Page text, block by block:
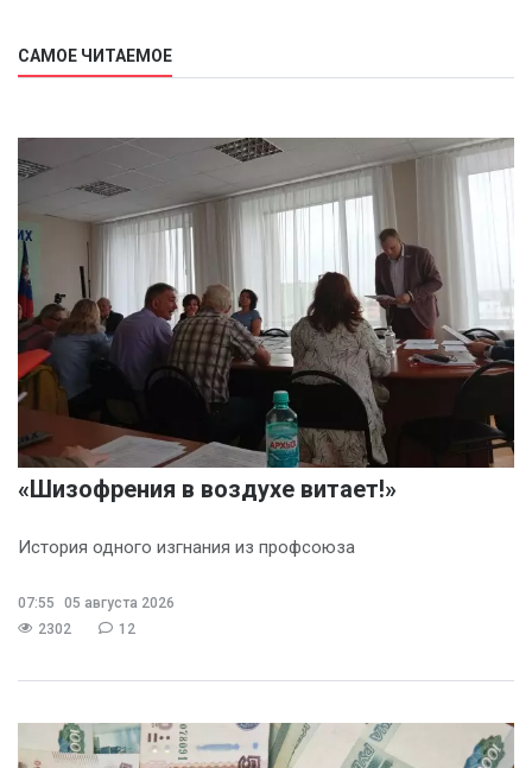
САМОЕ ЧИТАЕМОЕ
«Шизофрения в воздухе витает!»
История одного изгнания из профсоюза
07:55
05 августа 2026
2302
12